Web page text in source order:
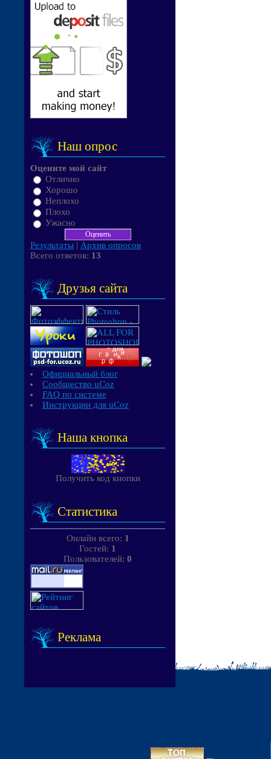
Наш опрос
Оцените мой сайт
Отлично
Хорошо
Неплохо
Плохо
Ужасно
Результаты | Архив опросов
Всего ответов: 13
Друзья сайта
Официальный блог
Сообщество uCoz
FAQ по системе
Инструкции для uCoz
Наша кнопка
Получить код кнопки
Статистика
Онлайн всего: 1
Гостей: 1
Пользователей: 0
Реклама